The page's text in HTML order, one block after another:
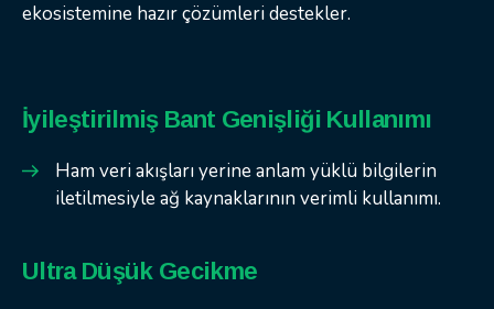
ekosistemine hazır çözümleri destekler.
İyileştirilmiş Bant Genişliği Kullanımı
Ham veri akışları yerine anlam yüklü bilgilerin
iletilmesiyle ağ kaynaklarının verimli kullanımı.
Ultra Düşük Gecikme